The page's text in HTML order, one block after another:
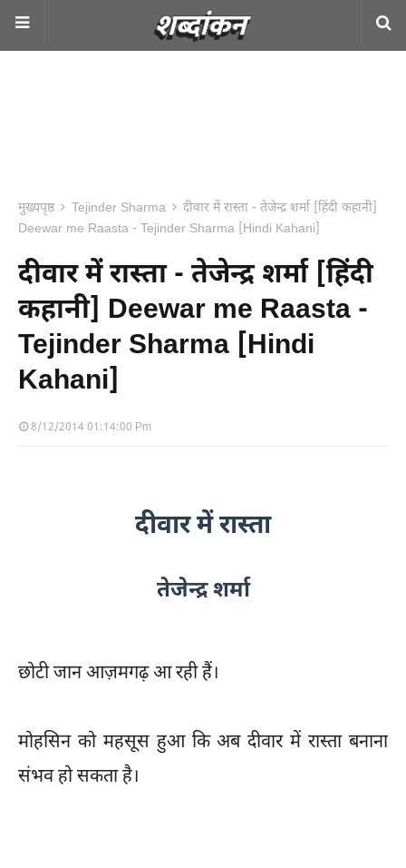
मुख्यपृष्ठ Tejinder Sharma
दीवार में रास्ता - तेजेन्द्र शर्मा [हिंदी कहानी]
Deewar me Raasta - Tejinder Sharma [Hindi Kahani]
दीवार में रास्ता - तेजेन्द्र शर्मा [हिंदी
कहानी] Deewar me Raasta -
Tejinder Sharma [Hindi
Kahani]
8/12/2014 01:14:00 Pm
दीवार में रास्ता
तेजेन्द्र शर्मा
छोटी जान आज़मगढ़ आ रही हैं।
मोहसिन को महसूस हुआ कि अब दीवार में रास्ता बनाना
संभव हो सकता है।